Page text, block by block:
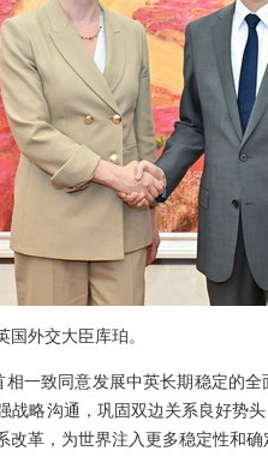
国外交大臣库珀。
一致同意发展中英长期稳定的
略沟通，巩固双边关系良好势
革，为世界注入更多稳定性和确